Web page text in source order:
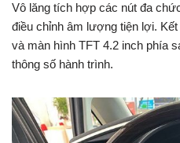
Vô lăng tích hợp các nút đa
điều chỉnh âm lượng tiện lợi.
và màn hình TFT 4.2 inch phía
thông số hành trình.